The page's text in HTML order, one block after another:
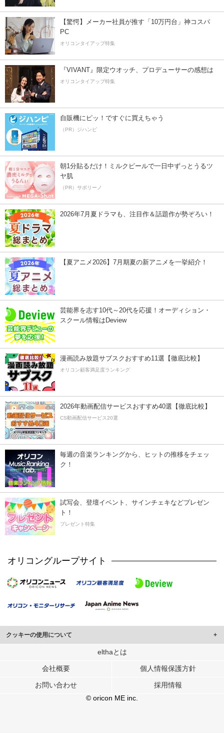
【驚愕】メーカー社員が推す「10万円台」神コスパ
PC
オリコンタイアップ特集
『VIVANT』限定ウオッチ、プロデューサーの感想は
オリコンタイアップ特集
自販機にピッ！ですぐに買えちゃう
（PR）ジハンピ
朝1分貼るだけ！ミルクピールで一日中ずっとうるツ
ヤ肌
（PR）サボリーノ
2026年7月夏ドラマも、注目作＆話題作が勢ぞろい！
【夏アニメ2026】7月期夏の新アニメを一挙紹介！
芸能界を志す10代～20代を応援！オーディション・
スクール情報はDeview
漫画読み放題サブスクおすすめ11選【徹底比較】
オリコン顧客満足度ランキング
2026年動画配信サービスおすすめ40選【徹底比較】
CS動画配信サービス20選
毎週の音楽ランキングから、ヒットの推移をチェッ
ク！
試写会、登壇イベント、サインチェキなどプレゼン
ト！
プレゼント特集
オリコングループサイト
クッキーの使用について
このサイトでは Cookie を使用して、ユーザーに合わせたコンテンツや広告の
行っています。
メディアや広告配信、データ解析の各パートナーに提供しています。
ユーザーが各パートナーのサービスを使用したときに収集した他の情報を組み
elthaとは
会社概要 個人情報保護方針
お問い合わせ
採用情報
© oricon ME inc.